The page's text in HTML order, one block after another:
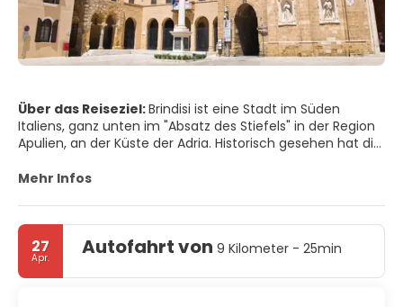
Über das Reiseziel:Brindisi ist eine Stadt im Süden
Italiens, ganz unten im "Absatz des Stiefels" in der Region
Apulien, an der Küste der Adria. Historisch gesehen hat die
italienischen Halbinsel und ihres natürlichen Hafens an der
gespielt. Die Stadt bleibt ein bedeutender Hafen für den
Handel mit Griechenland und dem Nahen Osten.
Die Stadt Brindisi liegt zwischen zwei tiefen Buchten, die
durch einen schmalen und tiefen Kanal mit dem offenen
Mehr Infos
27
Apr. Autofahrt von 9 Kilometer - 25min